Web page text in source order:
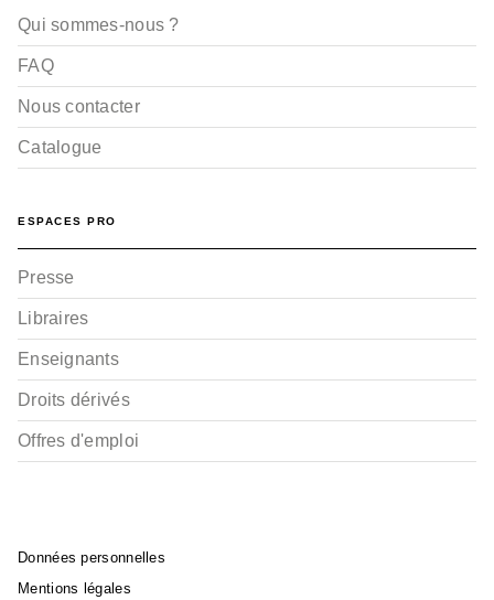
Qui sommes-nous ?
FAQ
Nous contacter
Catalogue
ESPACES PRO
Presse
Libraires
Enseignants
Droits dérivés
Offres d'emploi
Données personnelles
Mentions légales